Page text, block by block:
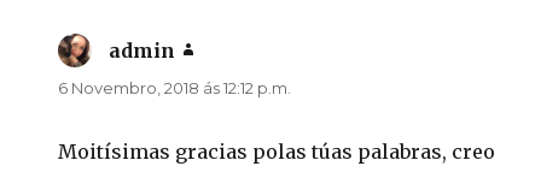
admin
6 Novembro, 2018 ás 12:12 p.m.
Moitísimas gracias polas túas palabras, creo